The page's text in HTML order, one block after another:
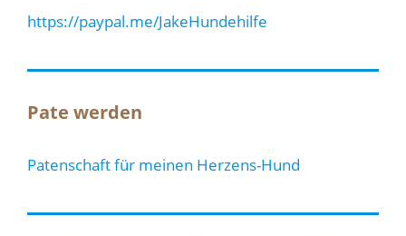
https://paypal.me/JakeHundehilfe
Pate werden
Patenschaft für meinen Herzens-Hund